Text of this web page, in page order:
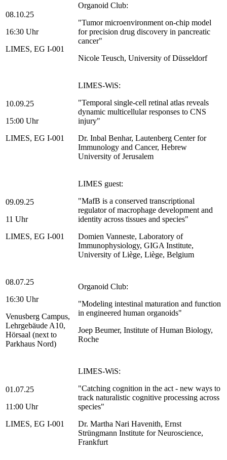
08.10.25
16:30 Uhr
LIMES, EG I-001
Organoid Club:
"Tumor microenvironment on-chip model
for precision drug discovery in pancreatic
cancer"
Nicole Teusch, University of Düsseldorf
10.09.25
15:00 Uhr
LIMES, EG I-001
LIMES-WiS:
"Temporal single-cell retinal atlas reveals
dynamic multicellular responses to CNS
injury"
Dr. Inbal Benhar, Lautenberg Center for
Immunology and Cancer, Hebrew
University of Jerusalem
09.09.25
11 Uhr
LIMES, EG I-001
LIMES guest:
"MafB is a conserved transcriptional
regulator of macrophage development and
identity across tissues and species"
Domien Vanneste, Laboratory of
Immunophysiology, GIGA Institute,
University of Liège, Liège, Belgium
08.07.25
16:30 Uhr
Venusberg Campus,
Lehrgebäude A10,
Hörsaal (next to
Parkhaus Nord)
Organoid Club:
"Modeling intestinal maturation and function
in engineered human organoids"
Joep Beumer, Institute of Human Biology,
Roche
01.07.25
11:00 Uhr
LIMES, EG I-001
LIMES-WiS:
"Catching cognition in the act - new ways to
track naturalistic cognitive processing across
species"
Dr. Martha Nari Havenith, Ernst
Strüngmann Institute for Neuroscience,
Frankfurt